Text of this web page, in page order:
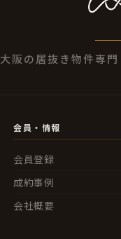
大阪の居抜き物件専
会員・情報
会員登録
成約事例
会社概要